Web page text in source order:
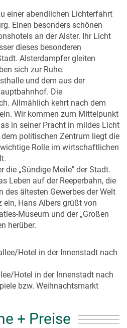
einer abendlichen Lichterfahrt
Einen besonders schönen
an der Alster. Ihr Licht
dieses besonderen
Alsterdampfer gleiten
sich zur Ruhe.
und dem aus der
Die
Allmählich kehrt nach dem
Wir kommen zum Mittelpunkt
in seiner Pracht in mildes Licht
politischen Zentrum liegt die
Rolle im wirtschaftlichen
die „Sündige Meile" der Stadt.
Leben auf der Reeperbahn, die
des ältesten Gewerbes der Welt
Hans Albers grüßt von
Museum und der „Großen
herüber.
Hotel in der Innenstadt nach
Hotel in der Innenstadt nach
bzw. Weihnachtsmarkt
+ Preise